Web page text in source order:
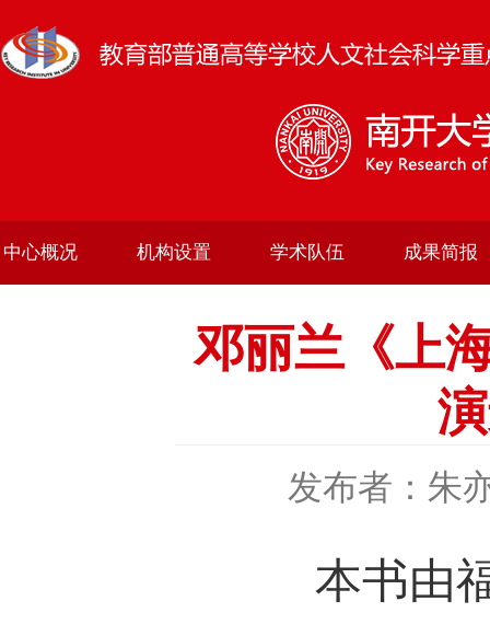
中心概况 机构设置 学术队伍 成果简报
邓丽兰《上
发布者：朱
本书由